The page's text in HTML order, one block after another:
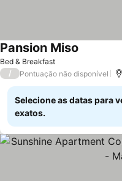
Bed & Breakfast
Pansion Miso
/ Pontuação não disponível
Selecione as datas para
exatos.